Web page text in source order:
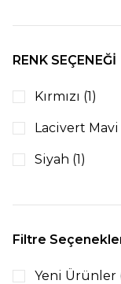
RENK SEÇENEĞİ
Kırmızı (1)
Lacivert Mavi
Siyah (1)
Filtre
Yeni Ürünler